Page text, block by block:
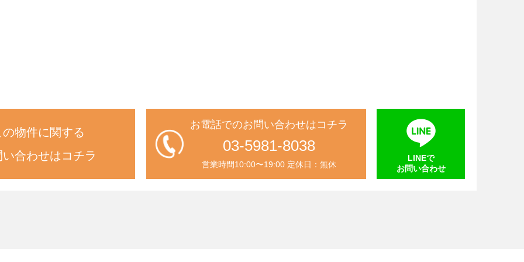
の物件に関する
い合わせはコチラ
お電話でのお問い合わせはコチラ
03-5981-8038
営業時間10:00〜19:00 定休日：無休
LINEで
お問い合わせ